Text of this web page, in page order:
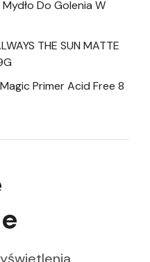
Do Golenia W
THE SUN MATTE
Primer Acid Free 8